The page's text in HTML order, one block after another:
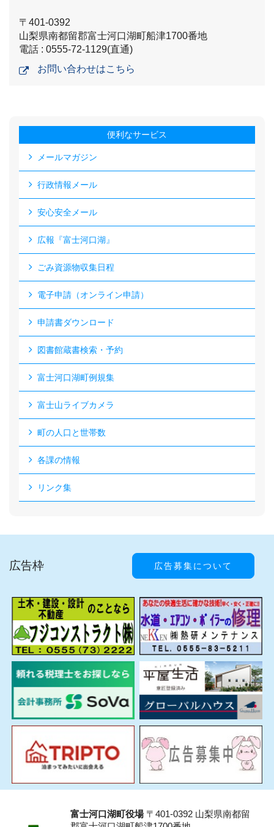
〒401-0392
山梨県南都留郡富士河口湖町船津1700番地
電話 : 0555-72-1129(直通)
お問い合わせはこちら
便利なサービス
メールマガジン
行政情報メール
安心安全メール
広報『富士河口湖』
ごみ資源物収集日程
電子申請（オンライン申請）
申請書ダウンロード
図書館蔵書検索・予約
富士河口湖町例規集
富士山ライブカメラ
町の人口と世帯数
各課の情報
リンク集
広告枠 広告募集について
富士河口湖町役場〒401-0392 山梨県南都留